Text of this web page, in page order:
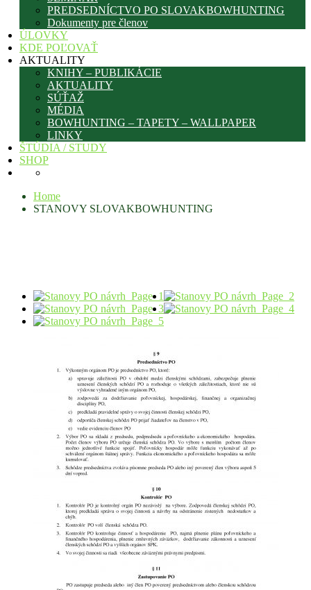
PREDSEDNÍCTVO PO SLOVAKBOWHUNTING
Dokumenty pre členov
ÚLOVKY
KDE POĽOVAŤ
AKTUALITY
KNIHY – PUBLIKÁCIE
AKTUALITY
SÚŤAŽ
MÉDIA
BOWHUNTING – TAPETY – WALLPAPER
LINKY
ŠTÚDIA / STUDY
SHOP
Home
STANOVY SLOVAKBOWHUNTING